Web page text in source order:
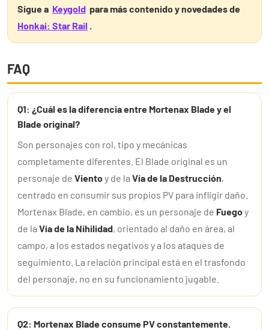
Sigue a Keygold para más contenido y novedades de
Honkai: Star Rail
FAQ
Q1: ¿Cuál es la diferencia entre Mortenax Blade y el
Blade original?
Son personajes con rol, tipo y mecánicas
completamente diferentes. El Blade original es un
personaje de Vientoy de la Vía de la Destrucción,
centrado en consumir sus propios PV para infligir daño.
Mortenax Blade, en cambio, es un personaje de Fuegoy
de la Vía de la Nihilidad, orientado al daño en área, al
campo, a los estados negativos y a los ataques de
seguimiento. La relación principal está en el trasfondo
del personaje, no en su funcionamiento jugable.
Q2: Mortenax Blade consume PV constantemente.